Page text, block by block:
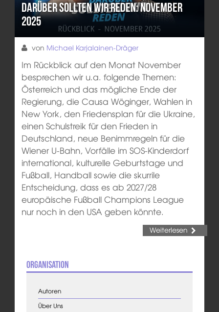
Darüber sollten wir reden: November
2025
von Michael Karjalainen-Dräger
Im Rückblick auf den Monat November
besprechen wir u.a. folgende Themen:
Österreich und das mögliche Ende der
Regierung, die Causa Wöginger, Wahlen in
New York, den Friedensplan für die Ukraine,
einen Schulstreik für den Frieden in
Deutschland, neue Benimmregeln für die
Wiener U-Bahn, Vorfälle im SOS-Kinderdorf
international, kulturelle Geburtstage und
Fußball, Handball sowie die skurrile
Entscheidung, dass es ab 2027/28
europäische Fußball Champions League
nur noch in den USA geben könnte.
Weiterlesen
Organisation
Autoren
Über Uns